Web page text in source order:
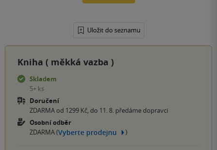
Uložit do seznamu
Kniha ( měkká vazba )
Skladem
5+ ks
Doručení
ZDARMA od 1299 Kč, do 11. 8. předáme dopravci
Osobní odběr
ZDARMA (Vyberte prodejnu )